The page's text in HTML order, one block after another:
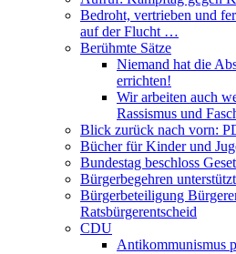
Bedroht, vertrieben und
auf der Flucht …
Berühmte Sätze
Niemand hat die
errichten!
Wir arbeiten auch
Rassismus und
Blick zurück nach vorn:
Bücher für Kinder und
Bundestag beschloss
Bürgerbegehren
Bürgerbeteiligung
Ratsbürgerentscheid
CDU
Antikommunismus